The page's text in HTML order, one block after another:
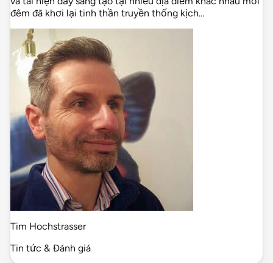
đêm đã khơi lại tinh thần truyền thống kịch…
Tim Hochstrasser
Tin tức & Đánh giá